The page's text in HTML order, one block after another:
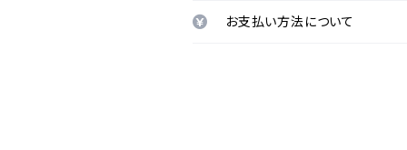
お支払い方法について